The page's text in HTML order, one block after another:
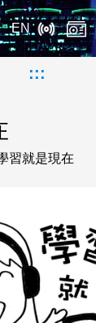
EN
:::
習就是現在